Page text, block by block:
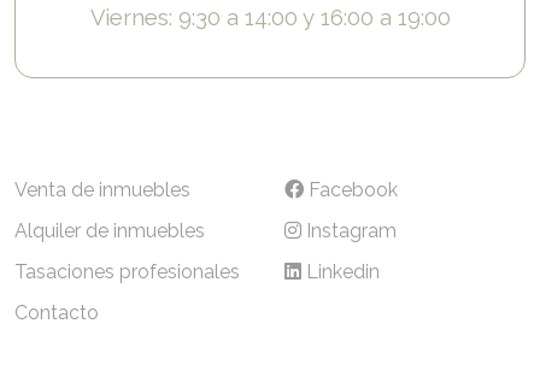
Viernes: 9:30 a 14:00 y 16:00 a 19:00
Venta de inmuebles
Alquiler de inmuebles
Tasaciones profesionales
Contacto
Facebook
Instagram
Linkedin